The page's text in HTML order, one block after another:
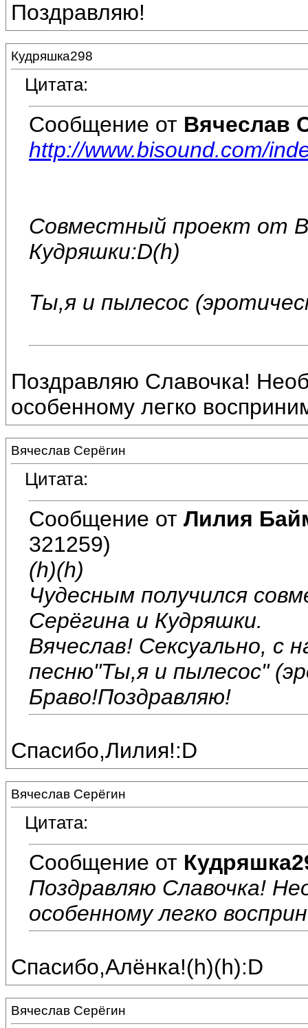
Поздравляю!
Кудряшка298
Цитата:
Сообщение от Вячеслав
http://www.bisound.com/
Совместный проект от
Кудряшки:D(h)
Ты,я и пылесос
Поздравляю Славочка!
особенному легко
Вячеслав Серёгин
Цитата:
Сообщение от Лилия
321259)
(h)(h)
Чудесным получился
Серёгина и Кудряшки.
Вячеслав! Сексуально, с
песню"Ты,я и пылесос"
Браво!Поздравляю!
Спасибо,Лилия!:D
Вячеслав Серёгин
Цитата:
Сообщение от
Поздравляю Славочка!
особенному легко
Спасибо,Алёнка!(h)(h):D
Вячеслав Серёгин